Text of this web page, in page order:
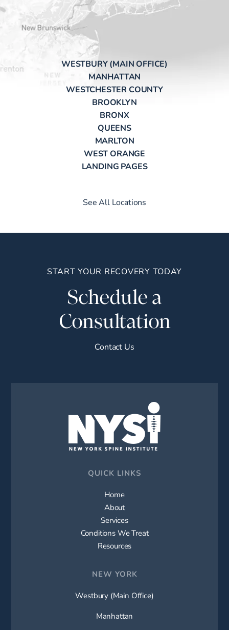
WESTBURY (MAIN OFFICE)
MANHATTAN
WESTCHESTER COUNTY
BROOKLYN
BRONX
QUEENS
MARLTON
WEST ORANGE
LANDING PAGES
See All Locations
START YOUR RECOVERY TODAY
Schedule a
Consultation
Contact Us
QUICK LINKS
Home
About
Services
Conditions We Treat
Resources
NEW YORK
Westbury (Main Office)
Manhattan